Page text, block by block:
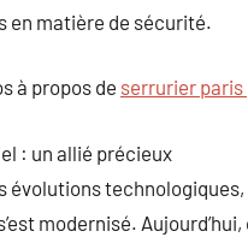
en matière de sécurité.
à propos de serrurier paris
: un allié précieux
évolutions technologiques,
modernisé. Aujourd’hui,